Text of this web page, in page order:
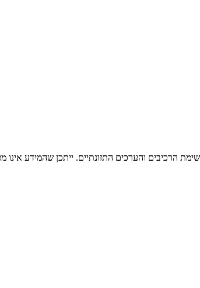
הרכיבים והערכים התזונתיים. ייתכן שהמידע אינו